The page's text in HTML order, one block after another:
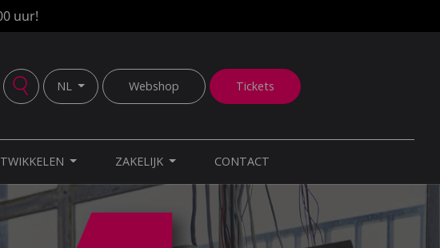
uur!
NL Webshop Tickets
ZAKELIJK CONTACT